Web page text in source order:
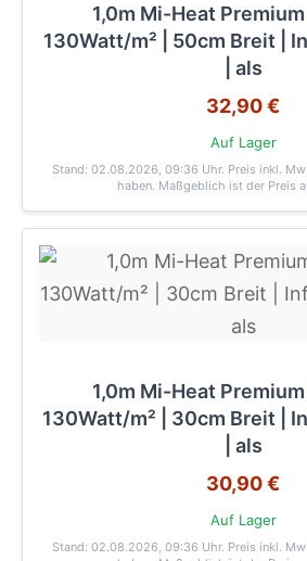
1,0m Mi-Heat
130Watt/m² | 50cm Breit |
| als
32,90 €
Auf Lager
Stand: 02.08.2026, 09:36 Uhr. Preis inkl.
haben. Maßgeblich ist der Preis
1,0m Mi-Heat
130Watt/m² | 30cm Breit |
| als
30,90 €
Auf Lager
Stand: 02.08.2026, 09:36 Uhr. Preis inkl.